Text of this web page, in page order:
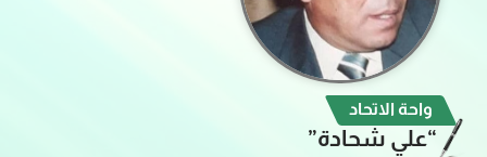
واحة الاتحاد
“علي شحادة”